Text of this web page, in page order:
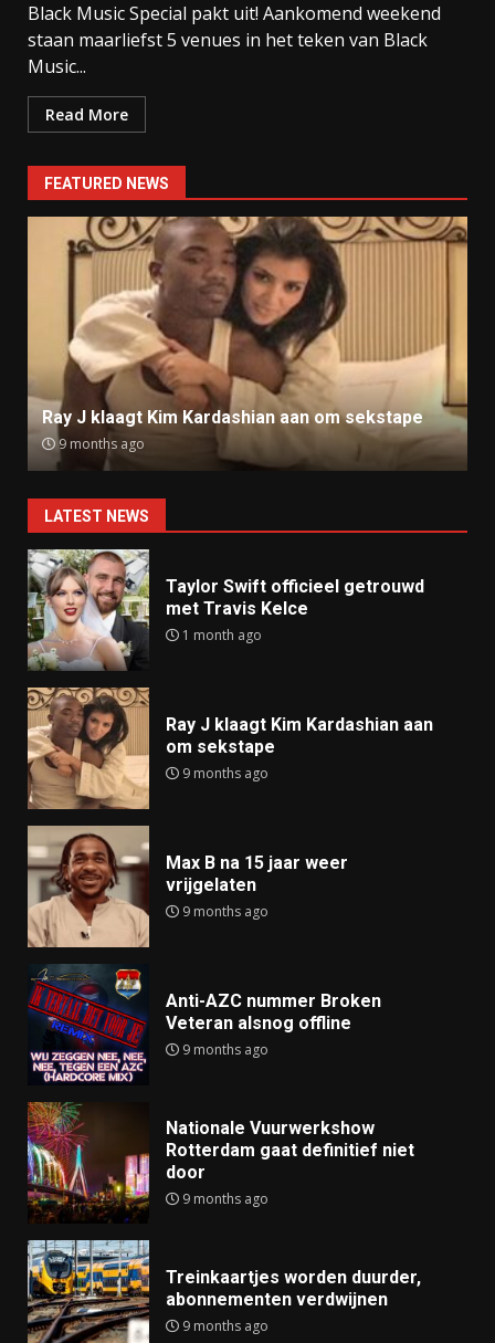
Black Music Special pakt uit! Aankomend weekend
staan maarliefst 5 venues in het teken van Black
Music...
Read More
FEATURED NEWS
Ray J klaagt Kim Kardashian aan om sekstape
9 months ago
LATEST NEWS
Taylor Swift officieel getrouwd
met Travis Kelce
1 month ago
Ray J klaagt Kim Kardashian aan
om sekstape
9 months ago
Max B na 15 jaar weer
vrijgelaten
9 months ago
Anti-AZC nummer Broken
Veteran alsnog offline
9 months ago
Nationale Vuurwerkshow
Rotterdam gaat definitief niet
door
9 months ago
Treinkaartjes worden duurder,
abonnementen verdwijnen
9 months ago